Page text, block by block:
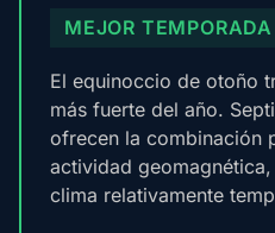
MEJOR TEMPORADA
El equinoccio de otoño
más fuerte del año.
ofrecen la combinación
actividad
clima relativamente